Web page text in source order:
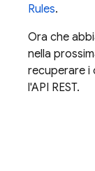
Rules.
Ora che
nella
recuperare i
l'API REST.